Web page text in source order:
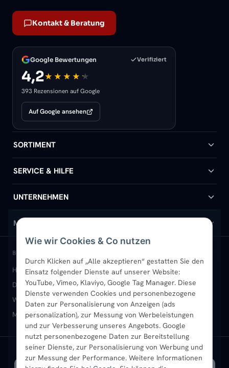
Wie wir Cookies & Co nutzen
Durch Klicken auf „Alle akzeptieren“ gestatten Sie den
Einsatz folgender Dienste auf unserer Website:
YouTube, Vimeo, Klaviyo, Google Tag Manager. Diese
Dienste verwenden Cookies und personenbezogene
Daten zur Personalisierung von Anzeigen (ads
personalization), zur Messung von Werbeleistungen
und zur Verbesserung unseres Angebots. Google
nutzt personenbezogene Daten zur Bereitstellung
seiner Dienste, zur Personalisierung von Werbung und
zur Messung der Performance. Weitere Informationen
Kontakt & Beratung
Google Bewertungen Verifiziert
4,2
393 Rezensionen auf Google
Auf Google ansehen
SORTIMENT
Badheizkörper
Handtuchheizkörper
Design-Heizkörper
Paneelheizkörper
Vertikal-Heizkörper
Heizkörper-Zubehör
SERVICE & HILFE
Hilfe & Kontakt
Versand & Lieferung
Rückgabe & Widerruf
Garantie & Gewährleistung
Montageservice vor Ort
Sendung verfolgen
UNTERNEHMEN
Wir über uns
Standort & Abholung Jüchen
B2B-Kunden
Karriere
Ratgeber
Bestpreisgarantie
MEIN KONTO
Anmelden / Mein Konto
Merkliste
Newsletter
Aktuelle Angebote
BELIEBTE KATEGORIEN
Heizkörper kaufenBadheizkörperHandtuchheizkörper
Design-HeizkörperPaneelheizkörperVertikal-Heizkörper
Wandheizkörper Wohnraum-Heizkörper Badheizkörper Schwarz
Mischbetrieb-HeizkörperHeizkörper-ZubehörAktuelle Angebote
SICHERE ZAHLUNG VERSAND MIT